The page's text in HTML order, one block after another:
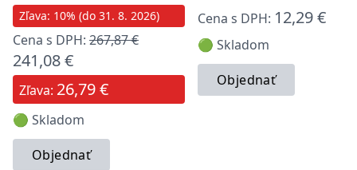
Zľava: 10% (do 31. 8. 2026)
Cena s DPH: 267,87 €
241,08 €
Zľava: 26,79 €
🟢 Skladom
Objednať
Cena s DPH: 12,29 €
🟢 Skladom
Objednať